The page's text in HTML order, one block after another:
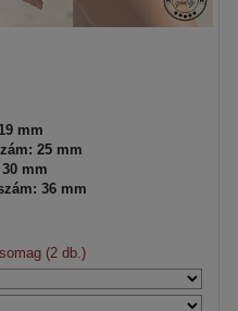
mm
25 mm
mm
36 mm
(2 db.)